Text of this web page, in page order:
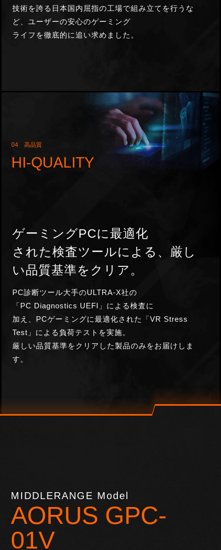
技術を誇る 日本国内屈指の工場で組み立てを行うな
ど、ユーザーの安心のゲーミング
ライフを徹底的に追い求めました。
04 高品質
HI-QUALITY
ゲーミングPCに最適化
された検査ツールによる、厳し
い品質基準を クリア。
PC診断ツール大手のULTRA-X社の
「PC Diagnostics UEFI」による検査に
加え、PCゲーミングに最適化された「VR Stress
Test」による負荷テストを実施。
厳しい品質基準をクリアした製品のみをお届けしま
す。
MIDDLERANGE Model
AORUS GPC-
01V